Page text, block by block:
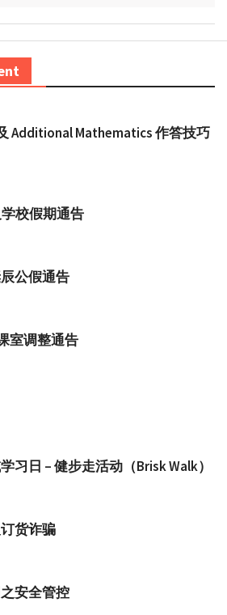
Additional Mathematics 作答技巧
校假期通告
公假通告
室调整通告
习日 – 健步走活动（Brisk Walk）
货诈骗
安全管控